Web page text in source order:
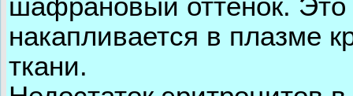
шафрановый оттенок.
накапливается в плазме
ткани.